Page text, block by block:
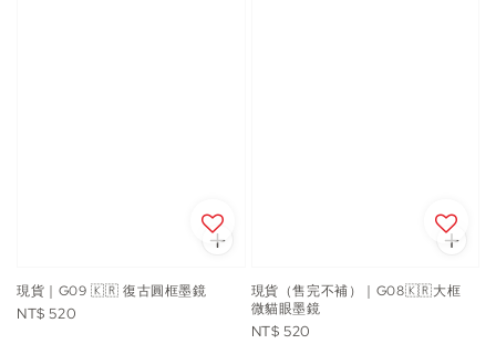
現貨｜G09 🇰🇷 復古圓框墨鏡
Regular
NT$ 520
現貨（售完不補）｜G08🇰🇷大框
微貓眼墨鏡
Regular
NT$ 520